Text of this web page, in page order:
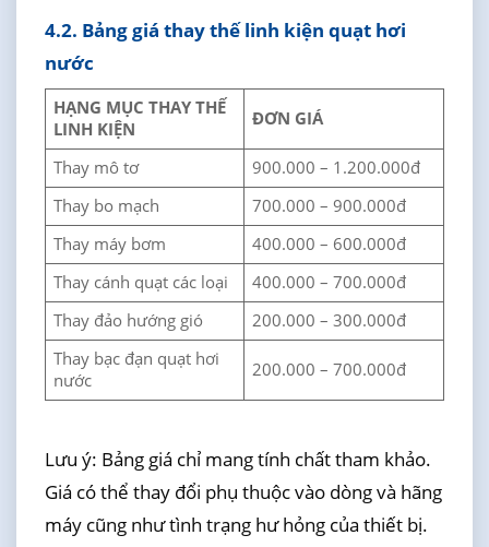
4.2. Bảng giá thay thế linh kiện quạt hơi
nước
HẠNG MỤC THAY THẾ
LINH KIỆN
ĐƠN GIÁ
Thay mô tơ
900.000 – 1.200.000đ
Thay bo mạch
700.000 – 900.000đ
Thay máy bơm
400.000 – 600.000đ
Thay cánh quạt các loại
400.000 – 700.000đ
Thay đảo hướng gió
200.000 – 300.000đ
Thay bạc đạn quạt hơi
nước
200.000 – 700.000đ
Lưu ý: Bảng giá chỉ mang tính chất tham khảo.
Giá có thể thay đổi phụ thuộc vào dòng và hãng
máy cũng như tình trạng hư hỏng của thiết bị.